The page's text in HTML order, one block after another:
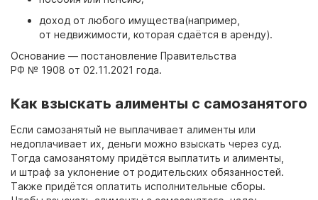
доход от любого имущества(например,
от недвижимости, которая сдаётся в аренду).
Основание — постановление Правительства
РФ № 1908 от 02.11.2021 года.
Как взыскать алименты с самозанятого
Если самозанятый не выплачивает алименты или
недоплачивает их, деньги можно взыскать через суд.
Тогда самозанятому придётся выплатить и алименты,
и штраф за уклонение от родительских обязанностей.
Также придётся оплатить исполнительные сборы.